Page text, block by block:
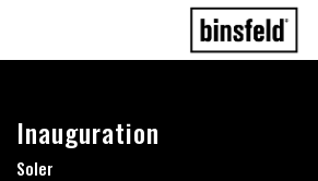
Inauguration
Soler